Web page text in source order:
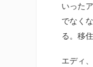
いった
でなく
る。移
エディ